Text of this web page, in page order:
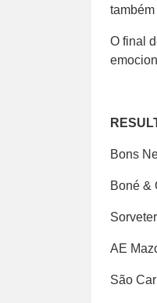
O final
Bons
Boné &
AE
São